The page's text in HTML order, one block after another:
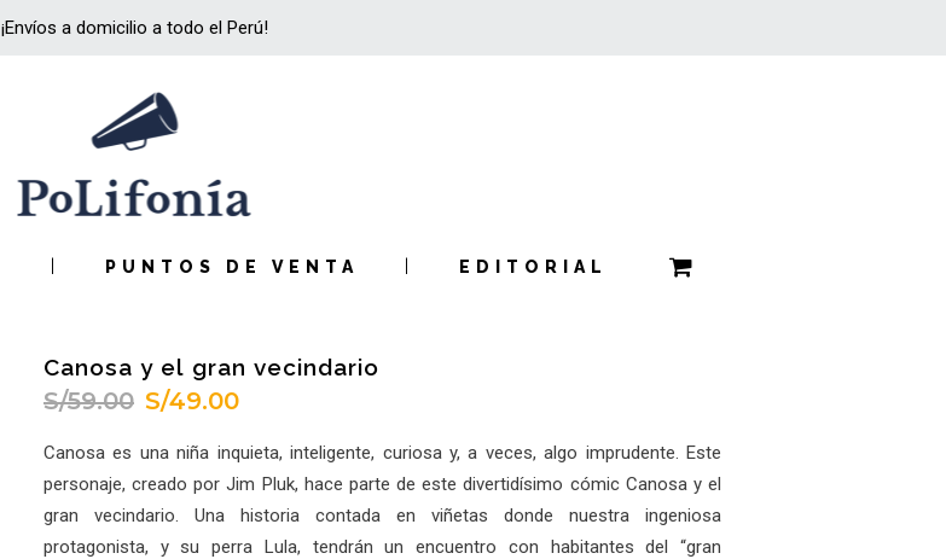
¡Envíos a domicilio a todo el Perú!
PUNTOS DE VENTA EDITORIAL
Canosa y el gran vecindario
S/59.00 El
original
era:
S/59.00.
S/49.00El
actual
es:
S/49.00.
Canosa es una niña inquieta, inteligente, curiosa y, a veces, algo imprudente. Este
personaje, creado por Jim Pluk, hace parte de este divertidísimo cómic Canosa y el
gran vecindario. Una historia contada en viñetas donde nuestra ingeniosa
protagonista, y su perra Lula, tendrán un encuentro con habitantes del “gran